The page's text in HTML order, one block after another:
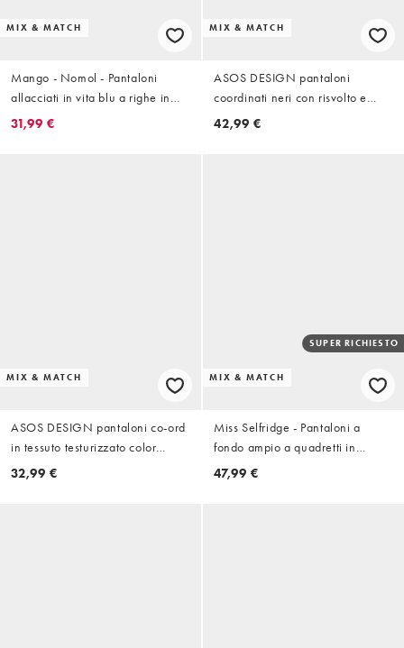
MIX & MATCH
Mango - Nomol - Pantaloni
allacciati in vita blu a righe in
coordinato
31,99 €
MIX & MATCH
ASOS DESIGN pantaloni
coordinati neri con risvolto e
dettagli a occhielli
42,99 €
MIX & MATCH
ASOS DESIGN pantaloni co-ord
in tessuto testurizzato color
cioccolato
32,99 €
MIX & MATCH
SUPER RICHIESTO
Miss Selfridge - Pantaloni a
fondo ampio a quadretti in
coordinato
47,99 €